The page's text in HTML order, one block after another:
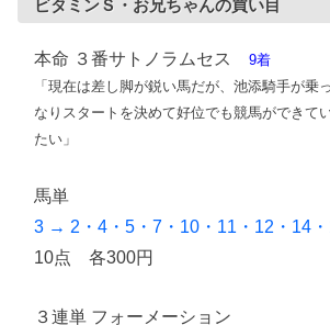
ビタミンＳ・お兄ちゃんの買い目
本命 ３番サトノラムセス9着
「現在は差し脚が鋭い馬だが、池添騎手が乗
なりスタートを決めて好位でも競馬ができて
たい」
馬単
3 → 2・4・5・7・10・11・12・14
10点 各300円
３連単 フォーメーション